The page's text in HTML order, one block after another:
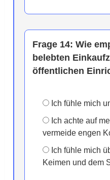
Frage 14: Wie
belebten
öffentlichen
Ich fühle mich
Ich achte auf
vermeide engen
Ich fühle mich
Keimen und dem